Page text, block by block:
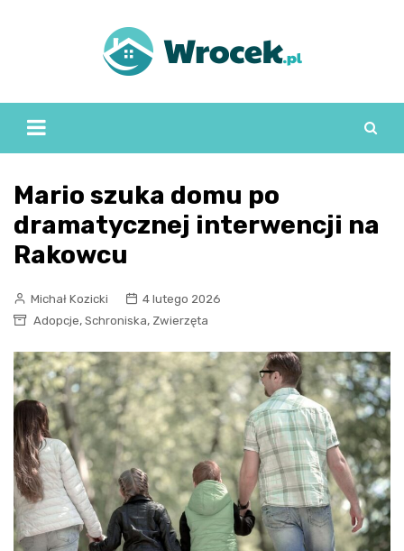
Mario szuka domu po
dramatycznej interwencji na
Rakowcu
Michał Kozicki
4 lutego 2026
Adopcje, Schroniska, Zwierzęta